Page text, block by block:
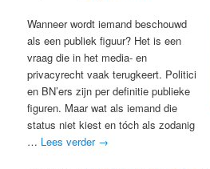
Wanneer wordt iemand beschouwd
als een publiek figuur? Het is een
vraag die in het media- en
privacyrecht vaak terugkeert. Politici
en BN’ers zijn per definitie publieke
figuren. Maar wat als iemand die
status niet kiest en tóch als zodanig
… Lees verder →